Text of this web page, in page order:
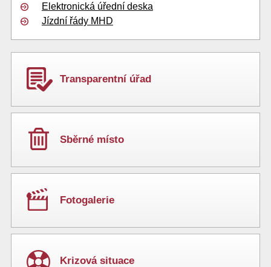
Elektronická úřední deska
Jízdní řády MHD
Transparentní úřad
Sběrné místo
Fotogalerie
Krizová situace